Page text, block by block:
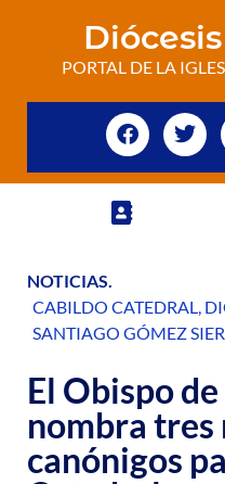
PORTAL DE LA
NOTICIAS.
CABILDO CATEDRAL,
SANTIAGO GÓMEZ
El Obispo
nombra tres
canónigos